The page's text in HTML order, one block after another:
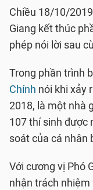
Chiều 18/10/
Giang kết thúc
phép nói lời sau
Trong phần trình
Chính nói khi xảy
2018, là một nhà
107 thí sinh được
soát của cá nhân
Với cương vị Phó
nhận trách